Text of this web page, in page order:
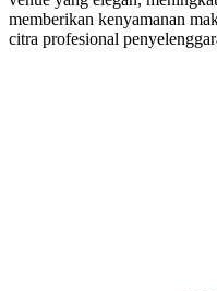
memberikan kenyamanan
citra profesional